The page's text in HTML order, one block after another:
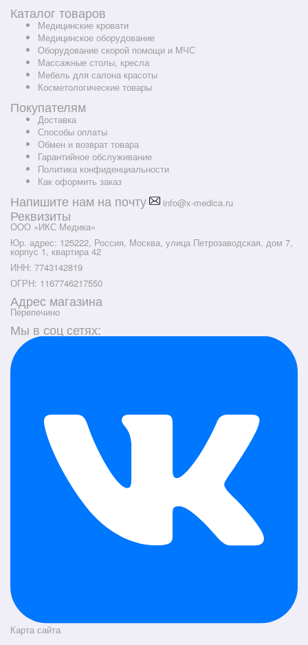
Каталог товаров
Медицинские кровати
Медицинское оборудование
Оборудование скорой помощи и МЧС
Массажные столы, кресла
Мебель для салона красоты
Косметологические товары
Покупателям
Доставка
Способы оплаты
Обмен и возврат товара
Гарантийное обслуживание
Политика конфиденциальности
Как оформить заказ
Напишите нам на почту info@x-medica.ru
Реквизиты
ООО «ИКС Медика»
Юр. адрес: 125222, Россия, Москва, улица Петрозаводская, дом 7,
корпус 1, квартира 42
ИНН: 7743142819
ОГРН: 1167746217550
Адрес магазина
Перепечино
Мы в соц сетях:
Карта сайта